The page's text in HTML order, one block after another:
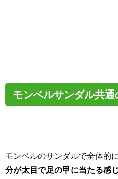
モンベルサンダル共通
モンベルのサンダルで全体的
分が太目で足の甲に当たる感